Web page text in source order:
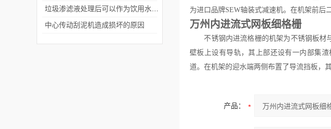
为进口品牌SEW轴装式减速机。在机架前后
万州内进流式网板细格栅
不锈钢内进流格栅的机架为不锈钢板材与
壁板上设有导轨，其上部还设有一内部集
道。在机架的迎水端两侧布置了导流挡板，
产品：
中心传动刮泥机造成损坏的原因